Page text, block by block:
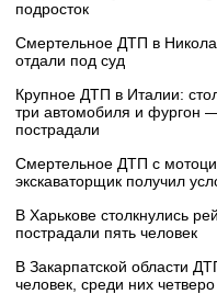
подросток
Смертельное ДТП в
отдали под суд
Крупное ДТП в Италии:
три автомобиля и фургон
пострадали
Смертельное ДТП с
экскаваторщик получил
В Харькове столкнулись
пострадали пять человек
В Закарпатской области
человек, среди них